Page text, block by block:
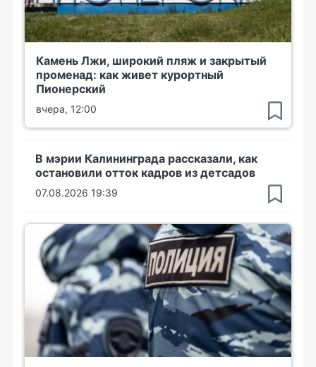
Камень Лжи, широкий пляж и закрытый
променад: как живет курортный
Пионерский
вчера, 12:00
В мэрии Калининграда рассказали, как
остановили отток кадров из детсадов
07.08.2026 19:39